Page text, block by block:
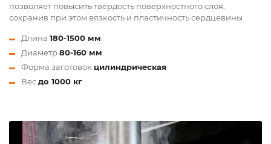
позволяет повысить твёрдость поверхностного слоя,
сохранив при этом вязкость и пластичность сердцевины
Длина 180-1500 мм
Диаметр80-160 мм
Форма заготовок цилиндрическая
Весдо 1000 кг